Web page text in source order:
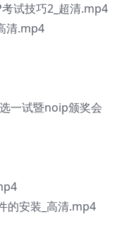
试技巧2_超清.mp4
清.mp4
一试暨noip颁奖会
的安装_高清.mp4